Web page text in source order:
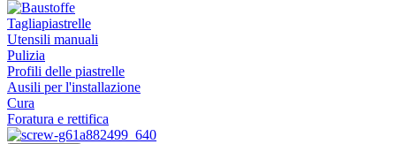
Tagliapiastrelle
Utensili manuali
Pulizia
Profili delle piastrelle
Ausili per l'installazione
Cura
Foratura e rettifica